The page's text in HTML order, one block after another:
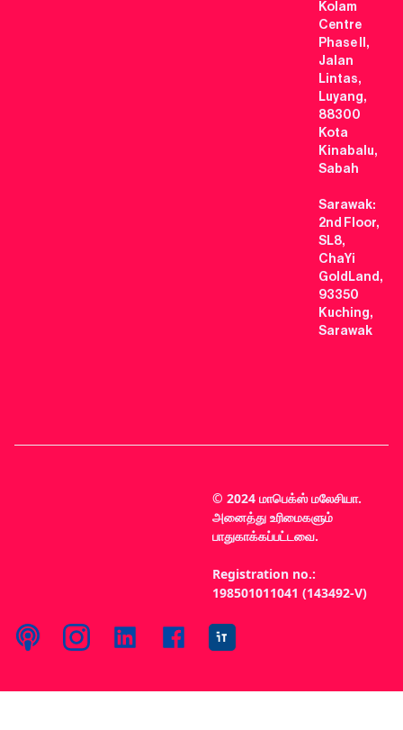
Kolam
Centre
Phase II,
Jalan
Lintas,
Luyang,
88300
Kota
Kinabalu,
Sabah
Sarawak:
2nd Floor,
SL8,
ChaYi
GoldLand,
93350
Kuching,
Sarawak
© 2024 மாபெக்ஸ் மலேசியா.
அனைத்து உரிமைகளும்
பாதுகாக்கப்பட்டவை.
Registration no.:
198501011041 (143492-V)